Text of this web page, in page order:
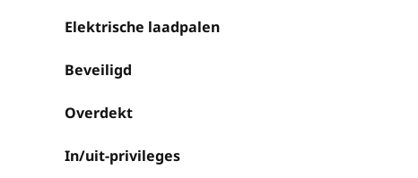
Elektrische laadpalen
Beveiligd
Overdekt
In/uit-privileges